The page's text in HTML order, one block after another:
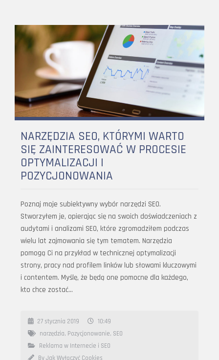
NARZĘDZIA SEO, KTÓRYMI WARTO
SIĘ ZAINTERESOWAĆ W PROCESIE
OPTYMALIZACJI I
POZYCJONOWANIA
Poznaj moje subiektywny wybór narzędzi SEO.
Stworzyłem je, opierając się na swoich doświadczeniach z
audytami i analizami SEO, które zgromadziłem podczas
wielu lat zajmowania się tym tematem. Narzędzia
pomogą Ci na przykład w technicznej optymalizacji
strony, pracy nad profilem linków lub słowami kluczowymi
i contentem. Myślę, że będą one pomocne dla każdego,
kto chce zostać…
27 stycznia 2019
10:49
narzędzia, Pozycjonowanie, SEO
Reklama w Internecie i SEO
By Jak Wyłączyć Cookies